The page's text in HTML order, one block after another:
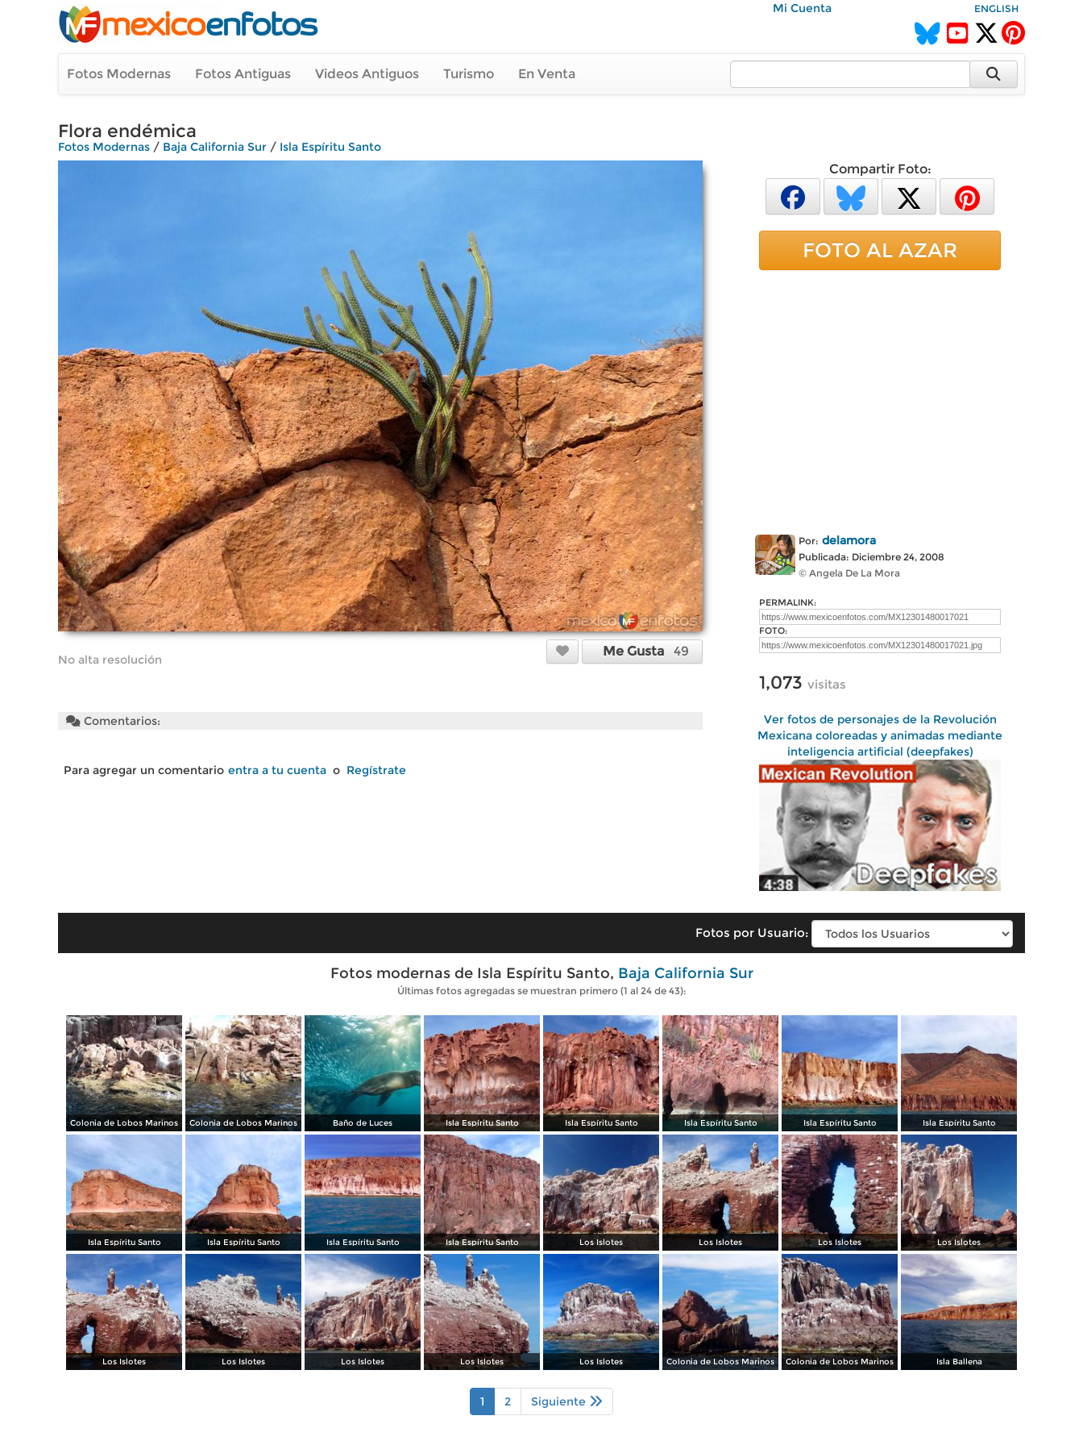
Mi Cuenta ENGLISH
Fotos Modernas Fotos Antiguas Videos Antiguos Turismo En Venta
Flora endémica
Fotos Modernas / Baja California Sur / Isla Espíritu Santo
No alta resolución
Me Gusta 49
Comentarios:
Para agregar un comentario entra a tu cuenta o Regístrate
Compartir Foto:
FOTO AL AZAR
Por: delamora
Publicada: Diciembre 24, 2008
© Angela De La Mora
PERMALINK:
FOTO:
1,073 visitas
Ver fotos de personajes de la Revolución
Mexicana coloreadas y animadas mediante
inteligencia artificial (deepfakes)
Fotos por Usuario:
Fotos modernas de Isla Espíritu Santo, Baja California Sur
Últimas fotos agregadas se muestran primero (1 al 24 de 43):
Colonia de Lobos Marinos Colonia de Lobos Marinos Baño de Luces Isla Espíritu Santo Isla Espíritu Santo Isla Espíritu Santo Isla Espíritu Santo Isla Espíritu Santo
Isla Espíritu Santo Isla Espíritu Santo Isla Espíritu Santo Isla Espíritu Santo Los Islotes Los Islotes Los Islotes Los Islotes
Los Islotes Los Islotes Los Islotes Los Islotes Los Islotes Colonia de Lobos Marinos Colonia de Lobos Marinos Isla Ballena
1 2 Siguiente